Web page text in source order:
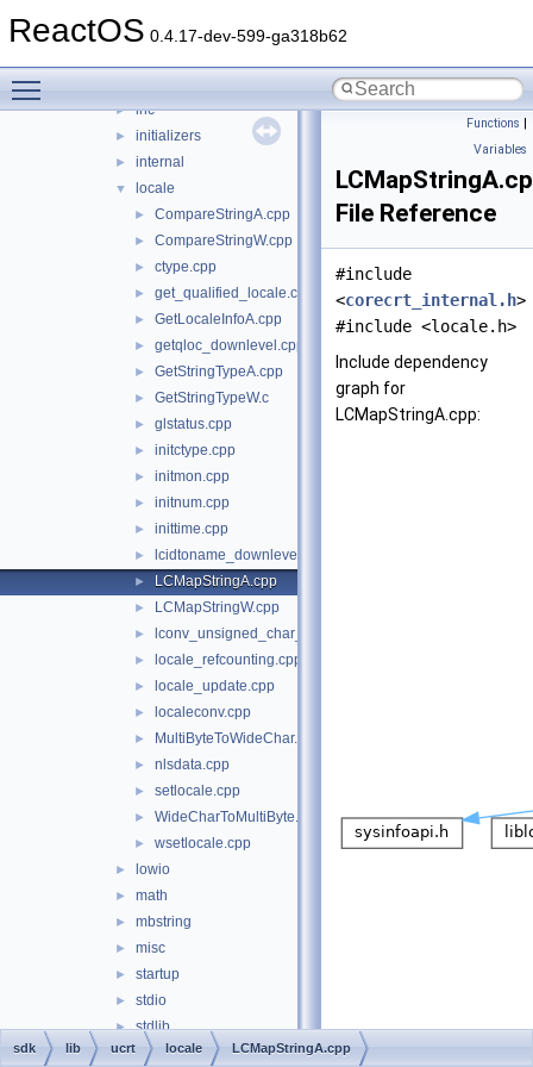
ReactOS 0.4.17-dev-599-ga318b62
► exec
► inc
► initializers
► internal
▼ locale
► CompareStringA.cpp
► CompareStringW.cpp
► ctype.cpp
► get_qualified_locale.cpp
► GetLocaleInfoA.cpp
► getqloc_downlevel.cpp
► GetStringTypeA.cpp
► GetStringTypeW.c
► glstatus.cpp
► initctype.cpp
► initmon.cpp
► initnum.cpp
► inittime.cpp
► lcidtoname_downlevel.cpp
► LCMapStringA.cpp
► LCMapStringW.cpp
► lconv_unsigned_char_initialization.cpp
► locale_refcounting.cpp
► locale_update.cpp
► localeconv.cpp
► MultiByteToWideChar.c
► nlsdata.cpp
► setlocale.cpp
► WideCharToMultiByte.c
► wsetlocale.cpp
► lowio
► math
► mbstring
► misc
► startup
► stdio
► stdlib
► string
Functions |
Variables
File Reference
#include
<corecrt_internal.h>
#include <locale.h>
Include dependency
graph for
LCMapStringA.cpp:
sdk lib ucrt locale LCMapStringA.cpp